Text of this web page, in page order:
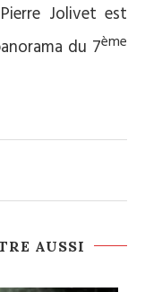
Jolivet est
du 7ème
AUSSI